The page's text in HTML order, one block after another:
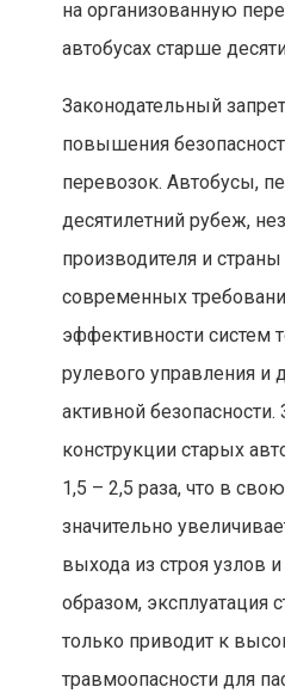
на организованную
автобусах старше
Законодательный
повышения
перевозок. Автобусы,
десятилетний рубеж,
производителя и
современных
эффективности систем
рулевого управления и
активной безопасности.
конструкции старых
1,5 – 2,5 раза, что в
значительно
выхода из строя узлов
образом, эксплуатация
только приводит к
травмоопасности для